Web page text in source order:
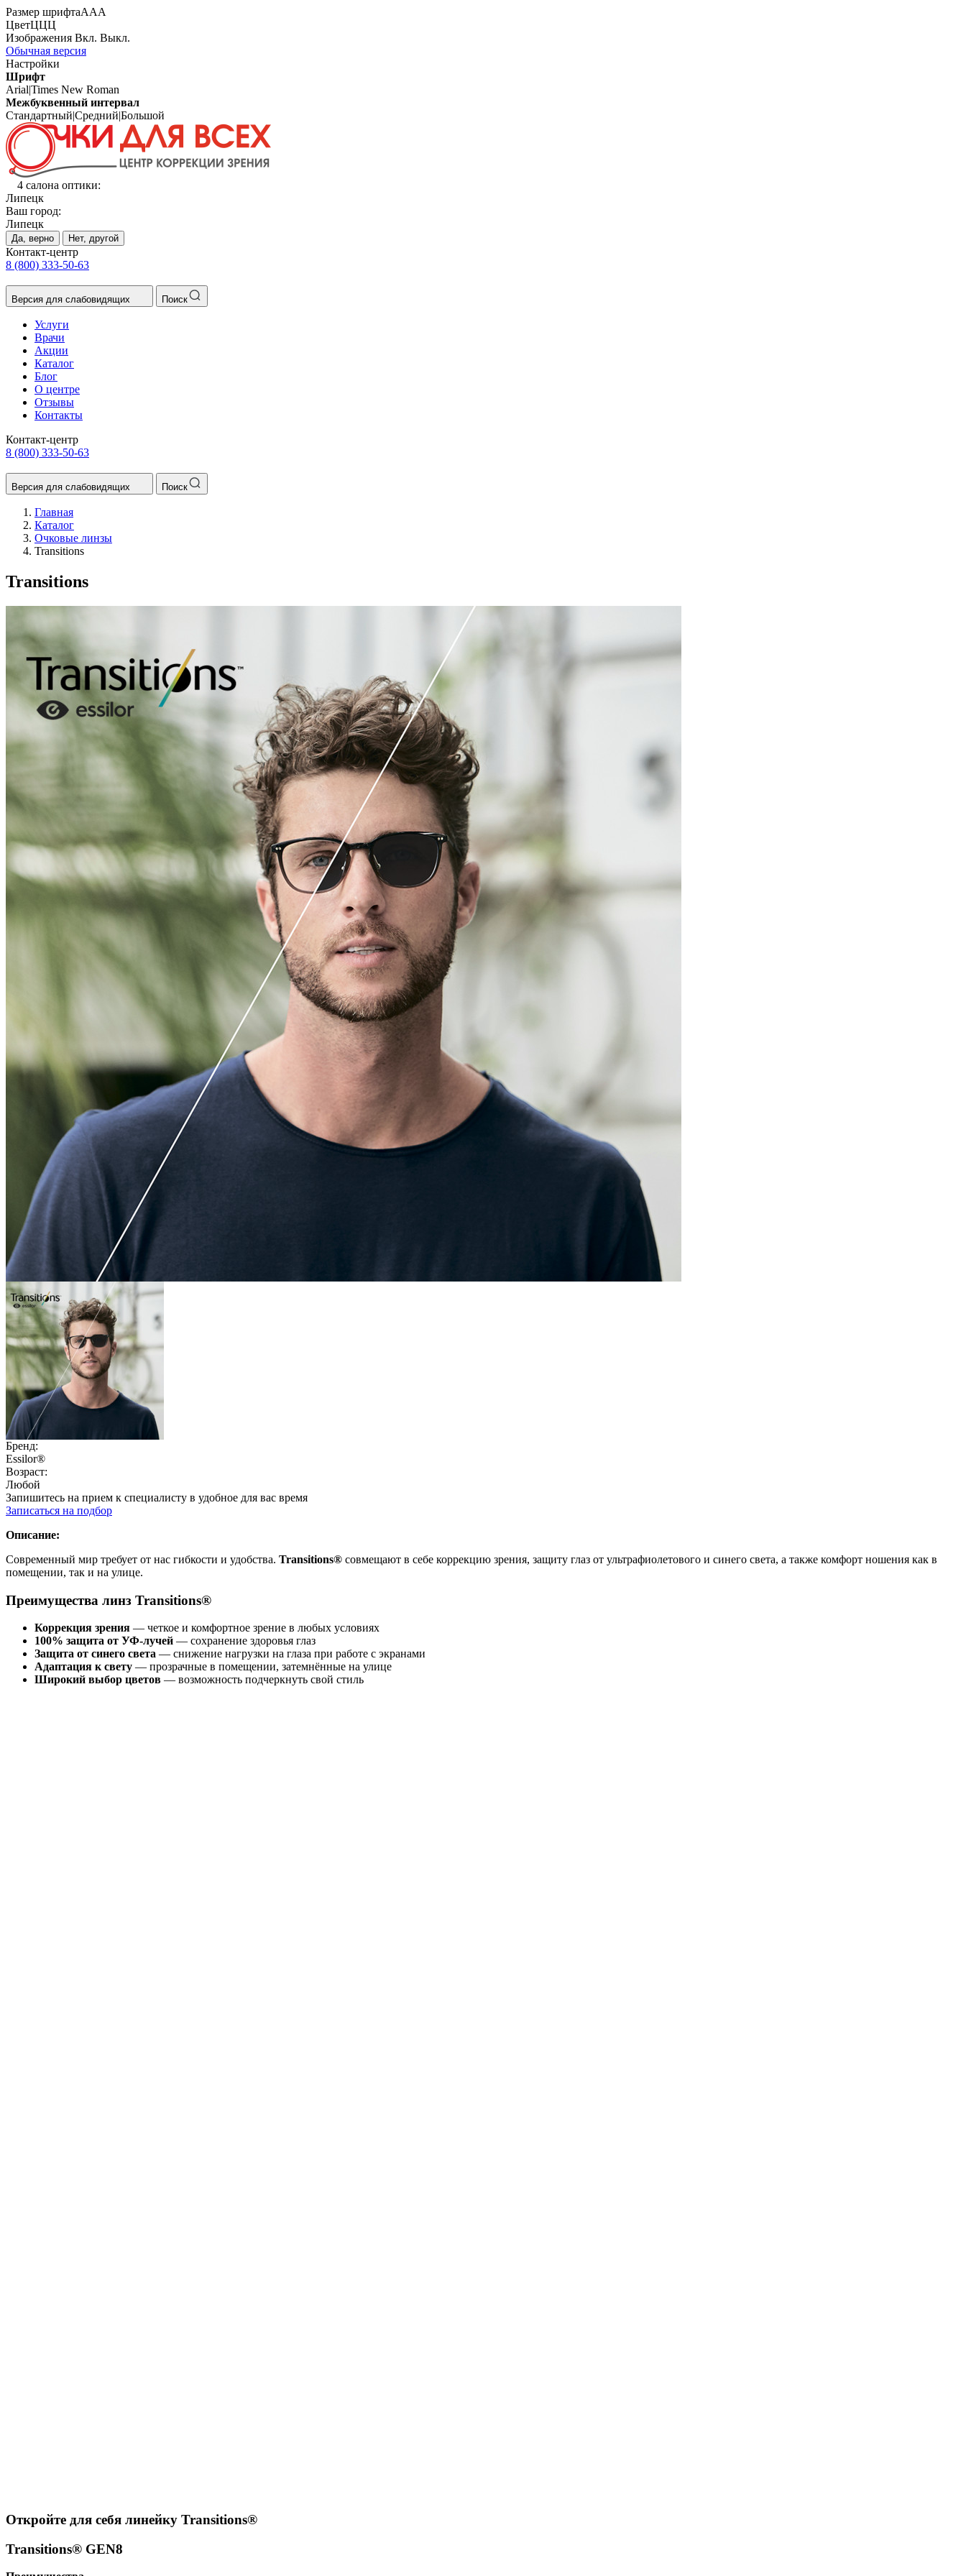
Размер шрифтаААА
ЦветЦЦЦ
Изображения Вкл. Выкл.
Обычная версия
Настройки
Шрифт
Arial|Times New Roman
Межбуквенный интервал
Стандартный|Средний|Большой
4 салона оптики:
Липецк
Ваш город:
Липецк
Да, верно Нет, другой
Контакт-центр
8 (800) 333-50-63
Версия для слабовидящих Поиск
Услуги
Врачи
Акции
Каталог
Блог
О центре
Отзывы
Контакты
Контакт-центр
8 (800) 333-50-63
Версия для слабовидящих Поиск
Главная
Каталог
Очковые линзы
Transitions
Transitions
Бренд:
Essilor®
Возраст:
Любой
Запишитесь на прием к специалисту в удобное для вас время
Записаться на подбор
Описание:
Современный мир требует от нас гибкости и удобства. Transitions® совмещают в себе коррекцию зрения, защиту глаз от ультрафиолетового и синего света, а также комфорт ношения как в
помещении, так и на улице.
Преимущества линз Transitions®
Коррекция зрения — четкое и комфортное зрение в любых условиях
100% защита от УФ-лучей — сохранение здоровья глаз
Защита от синего света — снижение нагрузки на глаза при работе с экранами
Адаптация к свету — прозрачные в помещении, затемнённые на улице
Широкий выбор цветов — возможность подчеркнуть свой стиль
Откройте для себя линейку Transitions®
Transitions® GEN8